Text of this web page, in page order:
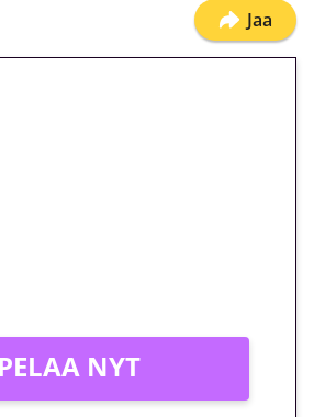
Jaa
PELAA NYT